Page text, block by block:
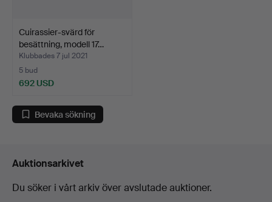
Cuirassier-svärd för
besättning, modell 17…
Klubbades 7 jul 2021
5 bud
692 USD
Bevaka sökning
Auktionsarkivet
Du söker i vårt arkiv över avslutade auktioner.